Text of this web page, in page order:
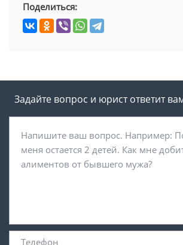
Поделиться:
Задайте вопрос и юрист ответит